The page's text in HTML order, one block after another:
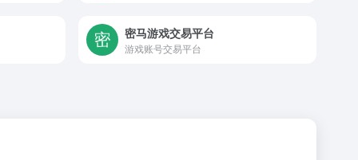
密马游戏交易平台
游戏账号交易平台